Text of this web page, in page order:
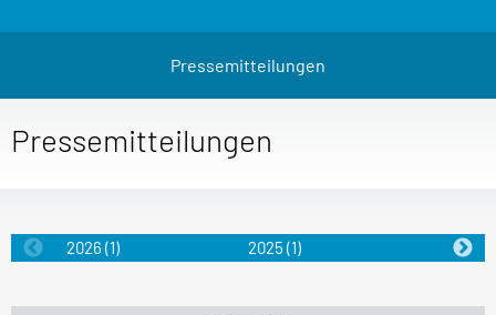
Pressemitteilungen
Pressemitteilungen
2026 (1) 2025 (1) 2024(1)